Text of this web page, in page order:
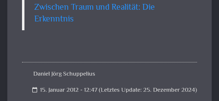
Zwischen Traum und Realität: Die
Erkenntnis
Daniel Jörg Schuppelius
calendar_today 15. Januar 2012 - 12:47 (Letztes Update: 25. Dezember 2024)